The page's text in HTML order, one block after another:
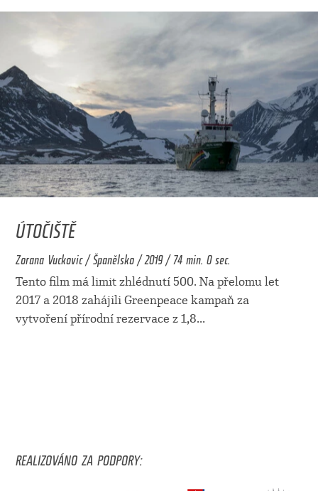
ÚTOČIŠTĚ
Zorana Vuckovic / Španělsko / 2019 / 74 min. 0 sec.
Tento film má limit zhlédnutí 500. Na přelomu let
2017 a 2018 zahájili Greenpeace kampaň za
vytvoření přírodní rezervace z 1,8...
REALIZOVÁNO ZA PODPORY: